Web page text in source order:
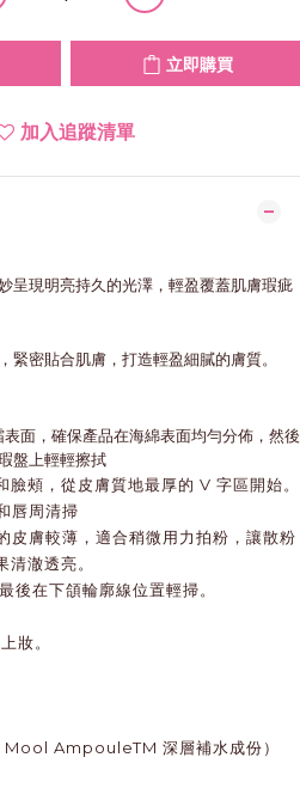
立即購買
加入追蹤清單
呈現明亮持久的光澤，輕盈覆蓋肌膚瑕疵
緊密貼合肌膚，打造輕盈細膩的膚質。
面，確保產品在海綿表面均勻分佈，然後
盤上輕輕擦拭
頰，從皮膚質地最厚的 V 字區開始。
唇周清掃
膚較薄，適合稍微用力拍粉，讓散粉
澈透亮。
在下頜輪廓線位置輕掃。
妝。
AmpouleTM 深層補水成份）